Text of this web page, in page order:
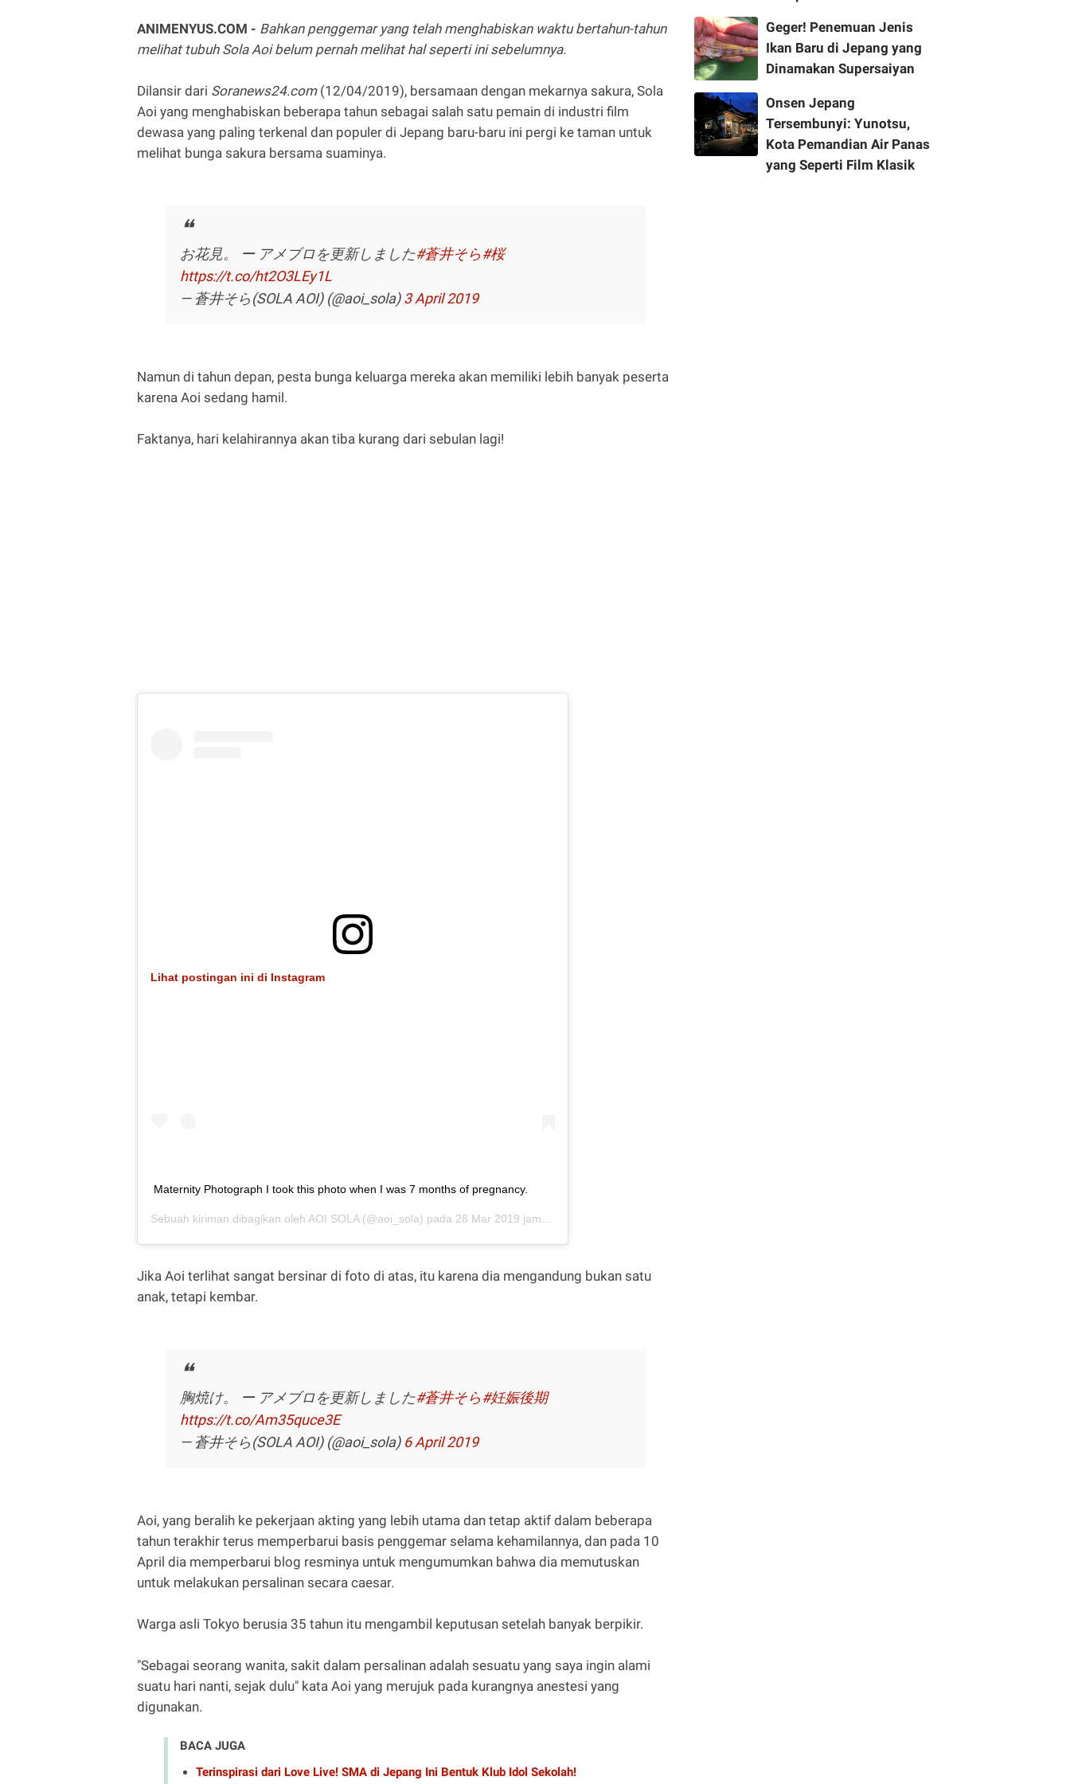
ANIMENYUS.COM - Bahkan penggemar yang telah menghabiskan waktu bertahun-tahun
melihat tubuh Sola Aoi belum pernah melihat hal seperti ini sebelumnya.
Dilansir dari Soranews24.com(12/04/2019), bersamaan dengan mekarnya sakura, Sola
Aoi yang menghabiskan beberapa tahun sebagai salah satu pemain di industri film
dewasa yang paling terkenal dan populer di Jepang baru-baru ini pergi ke taman untuk
melihat bunga sakura bersama suaminya.
お花見。 ー アメブロを更新しました#蒼井そら#桜
https://t.co/ht2O3LEy1L
— 蒼井そら(SOLA AOI) (@aoi_sola)3 April 2019
Namun di tahun depan, pesta bunga keluarga mereka akan memiliki lebih banyak peserta
karena Aoi sedang hamil.
Faktanya, hari kelahirannya akan tiba kurang dari sebulan lagi!
Lihat postingan ini di Instagram
Maternity Photograph I took this photo when I was 7 months of pregnancy.
Sebuah kiriman dibagikan oleh AOI SOLA(@aoi_sola) pada 28 Mar 2019 jam 4:31
Jika Aoi terlihat sangat bersinar di foto di atas, itu karena dia mengandung bukan satu
anak, tetapi kembar.
胸焼け。 ー アメブロを更新しました#蒼井そら#妊娠後期
https://t.co/Am35quce3E
— 蒼井そら(SOLA AOI) (@aoi_sola) 6 April 2019
Aoi, yang beralih ke pekerjaan akting yang lebih utama dan tetap aktif dalam beberapa
tahun terakhir terus memperbarui basis penggemar selama kehamilannya, dan pada 10
April dia memperbarui blog resminya untuk mengumumkan bahwa dia memutuskan
untuk melakukan persalinan secara caesar.
Warga asli Tokyo berusia 35 tahun itu mengambil keputusan setelah banyak berpikir.
"Sebagai seorang wanita, sakit dalam persalinan adalah sesuatu yang saya ingin alami
suatu hari nanti, sejak dulu" kata Aoi yang merujuk pada kurangnya anestesi yang
digunakan.
BACA JUGA
Terinspirasi dari Love Live! SMA di Jepang Ini Bentuk Klub Idol Sekolah!
Geger! Penemuan Jenis
Ikan Baru di Jepang yang
Dinamakan Supersaiyan
Onsen Jepang
Tersembunyi: Yunotsu,
Kota Pemandian Air Panas
yang Seperti Film Klasik